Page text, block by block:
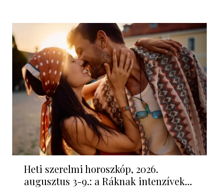
Heti szerelmi horoszkóp, 2026.
augusztus 3-9.: a Ráknak intenzívek...